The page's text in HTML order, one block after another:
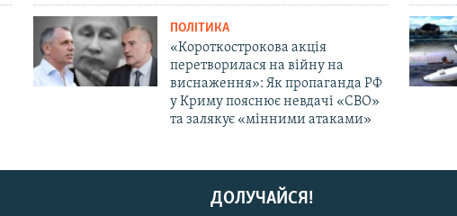
ПОЛІТИКА
«Короткострокова акція
перетворилася на війну на
виснаження»: Як пропаганда РФ
у Криму пояснює невдачі «СВО»
та залякує «мінними атаками»
ДОЛУЧАЙСЯ!